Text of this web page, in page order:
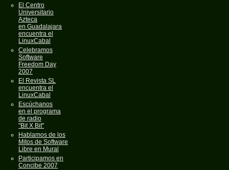
El Centro
Universitario
Azteca
en Guadalajara
encuentra el
LinuxCabal
Celebramos
Software
Freedom Day
2007
El Revista SL
encuentra el
LinuxCabal
Escúchanos
en el programa
de radio
"Bit X Bit"
Hablamos de los
Mitos de Software
Libre en Mural
Participamos en
Concibe 2007